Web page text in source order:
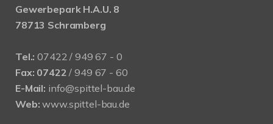
Gewerbepark H.A.U. 8
78713 Schramberg
Tel.: 07422 / 949 67 - 0
Fax: 07422 / 949 67 - 60
E-Mail: info@spittel-bau.de
Web: www.spittel-bau.de